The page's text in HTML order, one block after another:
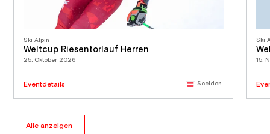
Ski Alpin
Weltcup Riesentorlauf Herren
25. Oktober 2026
Eventdetails Soelden
Ski
15.
Alle anzeigen